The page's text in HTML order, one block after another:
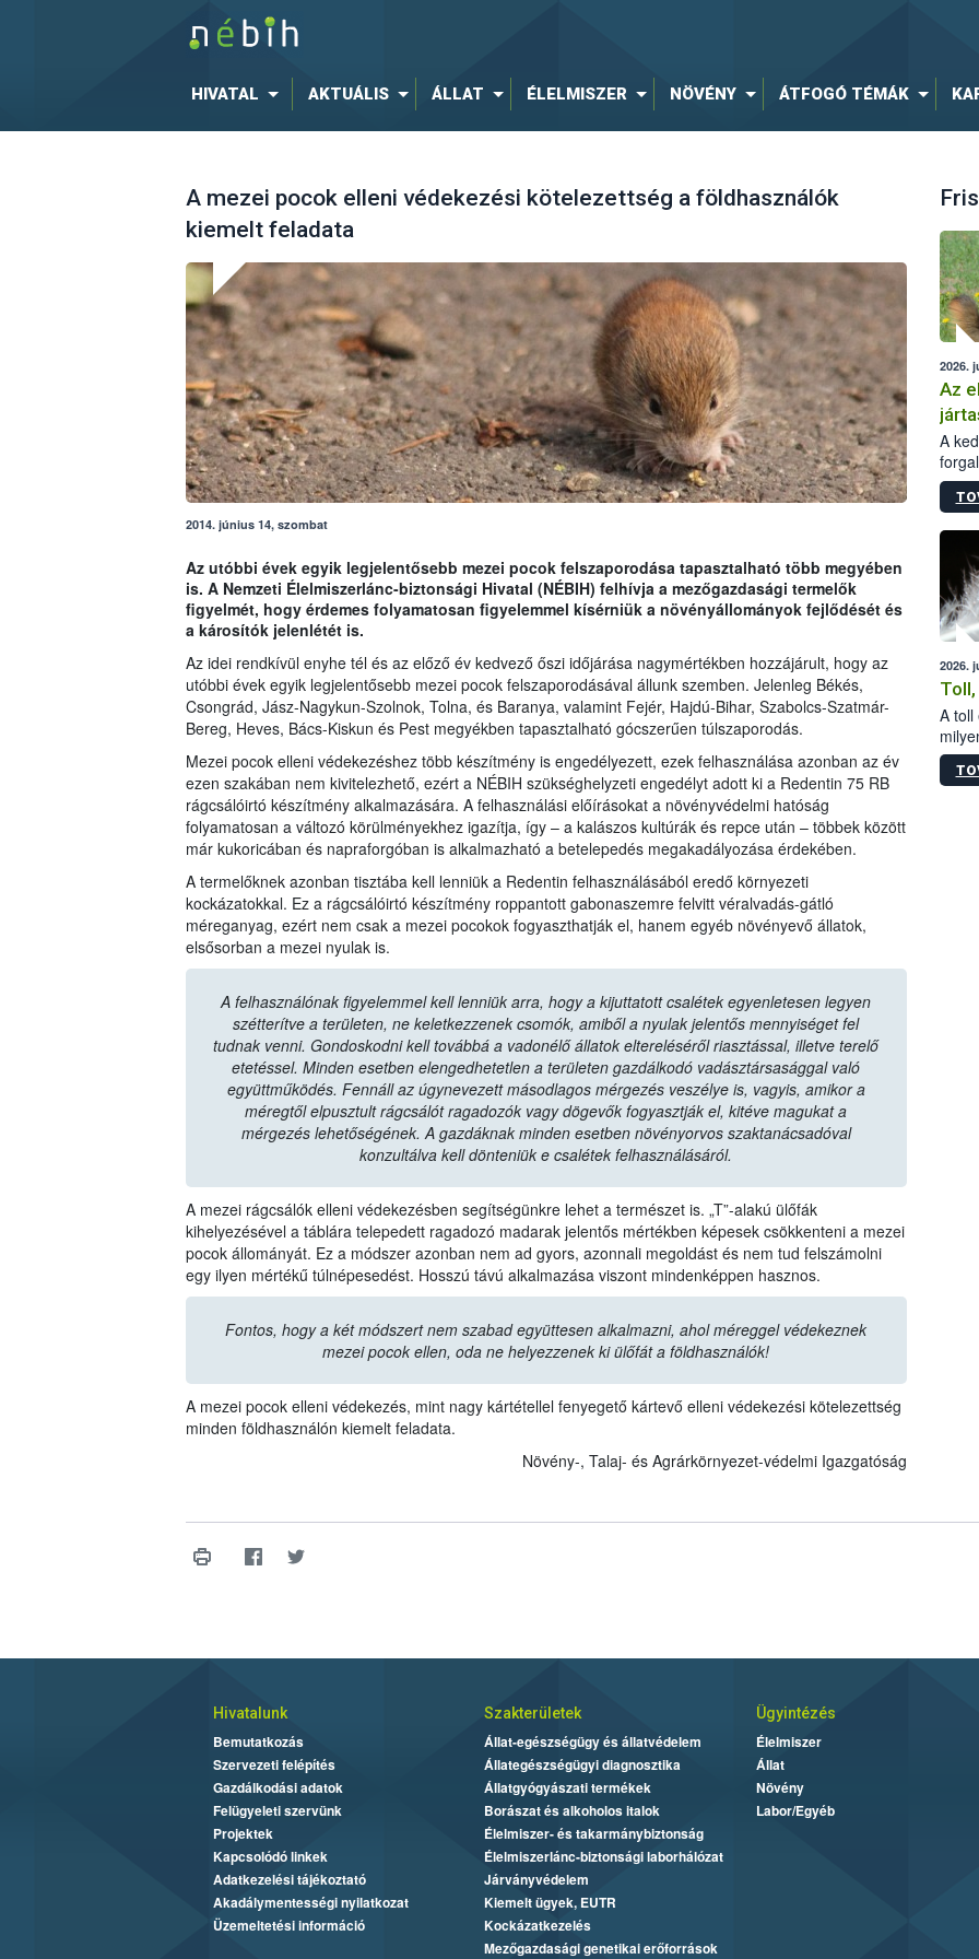
HIVATAL AKTUÁLIS ÁLLAT ÉLELMISZER NÖVÉNY ÁTFOGÓ TÉMÁK
A mezei pocok elleni védekezési kötelezettség a földhasználók
kiemelt feladata
2014. június 14, szombat
Az utóbbi évek egyik legjelentősebb mezei pocok felszaporodása tapasztalható több megyében
is. A Nemzeti Élelmiszerlánc-biztonsági Hivatal (NÉBIH) felhívja a mezőgazdasági termelők
figyelmét, hogy érdemes folyamatosan figyelemmel kísérniük a növényállományok fejlődését és
a károsítók jelenlétét is.
Az idei rendkívül enyhe tél és az előző év kedvező őszi időjárása nagymértékben hozzájárult, hogy az
utóbbi évek egyik legjelentősebb mezei pocok felszaporodásával állunk szemben. Jelenleg Békés,
Csongrád, Jász-Nagykun-Szolnok, Tolna, és Baranya, valamint Fejér, Hajdú-Bihar, Szabolcs-Szatmár-
Bereg, Heves, Bács-Kiskun és Pest megyékben tapasztalható gócszerűen túlszaporodás.
Mezei pocok elleni védekezéshez több készítmény is engedélyezett, ezek felhasználása azonban az év
ezen szakában nem kivitelezhető, ezért a NÉBIH szükséghelyzeti engedélyt adott ki a Redentin 75 RB
rágcsálóirtó készítmény alkalmazására. A felhasználási előírásokat a növényvédelmi hatóság
folyamatosan a változó körülményekhez igazítja, így – a kalászos kultúrák és repce után – többek között
már kukoricában és napraforgóban is alkalmazható a betelepedés megakadályozása érdekében.
A termelőknek azonban tisztába kell lenniük a Redentin felhasználásából eredő környezeti
kockázatokkal. Ez a rágcsálóirtó készítmény roppantott gabonaszemre felvitt véralvadás-gátló
méreganyag, ezért nem csak a mezei pocokok fogyaszthatják el, hanem egyéb növényevő állatok,
elsősorban a mezei nyulak is.
A felhasználónak figyelemmel kell lenniük arra, hogy a kijuttatott csalétek egyenletesen legyen
szétterítve a területen, ne keletkezzenek csomók, amiből a nyulak jelentős mennyiséget fel
tudnak venni. Gondoskodni kell továbbá a vadonélő állatok eltereléséről riasztással, illetve terelő
etetéssel. Minden esetben elengedhetetlen a területen gazdálkodó vadásztársasággal való
együttműködés. Fennáll az úgynevezett másodlagos mérgezés veszélye is, vagyis, amikor a
méregtől elpusztult rágcsálót ragadozók vagy dögevők fogyasztják el, kitéve magukat a
mérgezés lehetőségének. A gazdáknak minden esetben növényorvos szaktanácsadóval
konzultálva kell dönteniük e csalétek felhasználásáról.
A mezei rágcsálók elleni védekezésben segítségünkre lehet a természet is. „T”-alakú ülőfák
kihelyezésével a táblára telepedett ragadozó madarak jelentős mértékben képesek csökkenteni a mezei
pocok állományát. Ez a módszer azonban nem ad gyors, azonnali megoldást és nem tud felszámolni
egy ilyen mértékű túlnépesedést. Hosszú távú alkalmazása viszont mindenképpen hasznos.
Fontos, hogy a két módszert nem szabad együttesen alkalmazni, ahol méreggel védekeznek
mezei pocok ellen, oda ne helyezzenek ki ülőfát a földhasználók!
A mezei pocok elleni védekezés, mint nagy kártétellel fenyegető kártevő elleni védekezési kötelezettség
minden földhasználón kiemelt feladata.
Növény-, Talaj- és Agrárkörnyezet-védelmi Igazgatóság
2026.
Az
A
2026.
A toll
Hivatalunk
Bemutatkozás
Szervezeti felépítés
Gazdálkodási adatok
Felügyeleti szervünk
Projektek
Kapcsolódó linkek
Adatkezelési tájékoztató
Akadálymentességi nyilatkozat
Üzemeltetési információ
Szakterületek
Állat-egészségügy és állatvédelem
Állategészségügyi diagnosztika
Állatgyógyászati termékek
Borászat és alkoholos italok
Élelmiszer- és takarmánybiztonság
Élelmiszerlánc-biztonsági laborhálózat
Járványvédelem
Kiemelt ügyek, EUTR
Kockázatkezelés
Mezőgazdasági genetikai erőforrások
Ügyintézés
Élelmiszer
Állat
Növény
Labor/Egyéb